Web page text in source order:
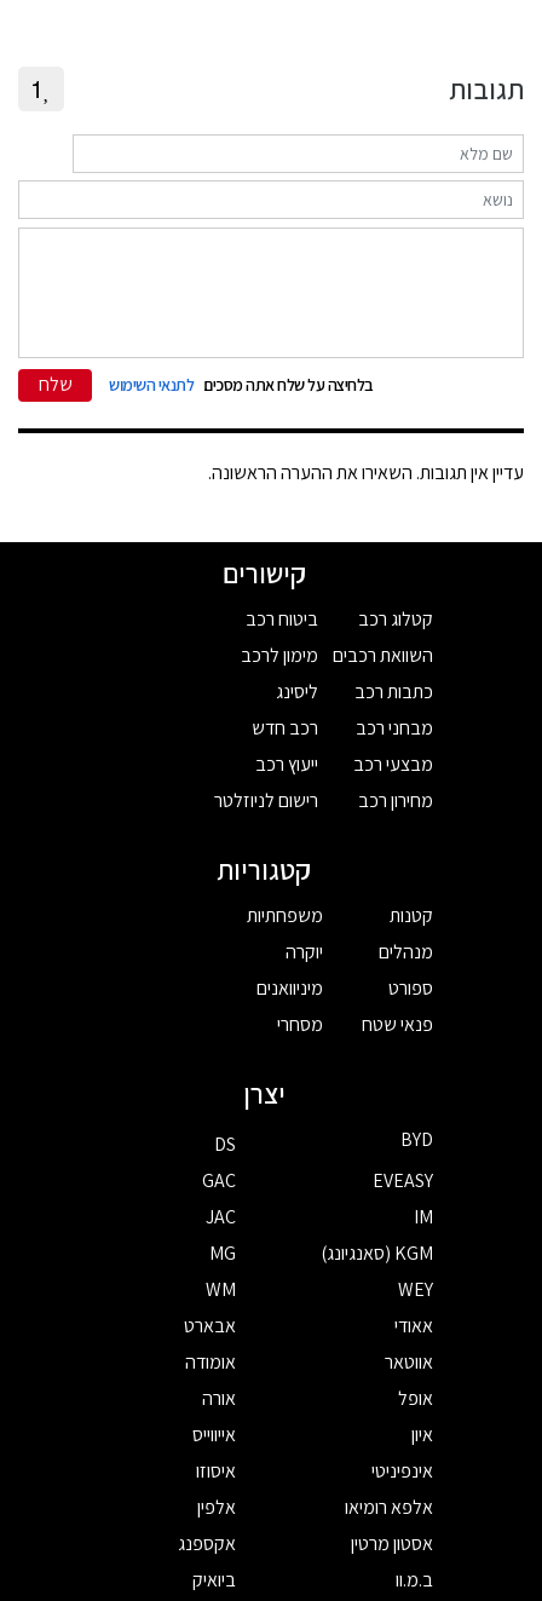
תגובות 1
בלחיצה על שלח אתה מסכים לתנאי השימוש שלח
עדיין אין תגובות. השאירו את ההערה הראשונה.
קישורים
קטלוג רכב
השוואת רכבים
כתבות רכב
מבחני רכב
מבצעי רכב
מחירון רכב
ביטוח רכב
מימון לרכב
ליסינג
רכב חדש
ייעוץ רכב
רישום לניוזלטר
קטגוריות
קטנות
מנהלים
ספורט
פנאי שטח
משפחתיות
יוקרה
מיניוואנים
מסחרי
יצרן
BYD
DS
EVEASY
GAC
IM
JAC
KGM (סאנגיונג)
MG
WEY
WM
אאודי
אבארט
אווטאר
אומודה
אופל
אורה
איון
אייווייס
אינפיניטי
איסוזו
אלפא רומיאו
אלפין
אסטון מרטין
אקספנג
ב.מ.וו
ביואיק